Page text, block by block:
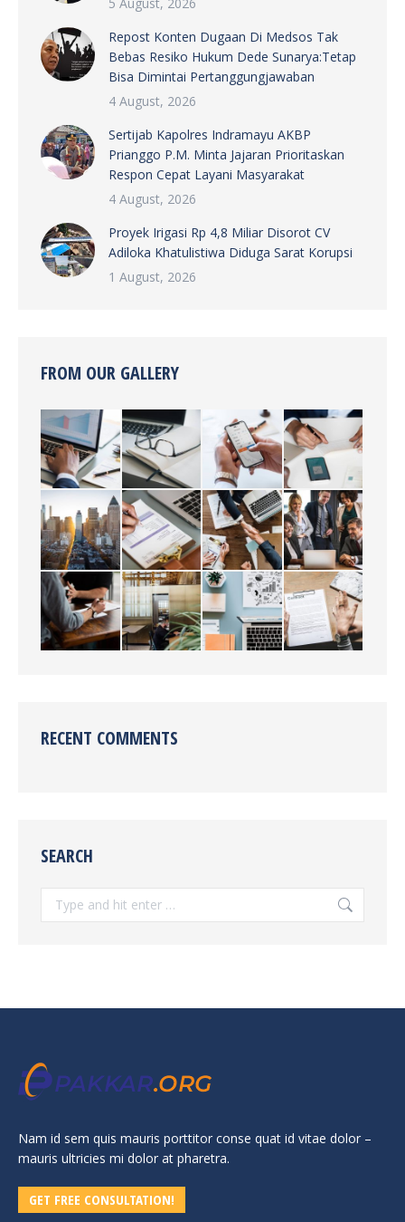
Repost Konten Dugaan Di Medsos Tak
Bebas Resiko Hukum Dede Sunarya:Tetap
Bisa Dimintai Pertanggungjawaban
4 August, 2026
Sertijab Kapolres Indramayu AKBP
Prianggo P.M. Minta Jajaran Prioritaskan
Respon Cepat Layani Masyarakat
4 August, 2026
Proyek Irigasi Rp 4,8 Miliar Disorot CV
Adiloka Khatulistiwa Diduga Sarat Korupsi
1 August, 2026
FROM OUR GALLERY
RECENT COMMENTS
SEARCH
Search:
Nam id sem quis mauris porttitor conse quat id vitae dolor –
mauris ultricies mi dolor at pharetra.
GET FREE CONSULTATION!